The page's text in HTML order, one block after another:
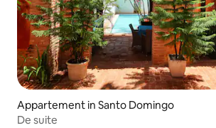
Appartement in Santo Domingo
De suite